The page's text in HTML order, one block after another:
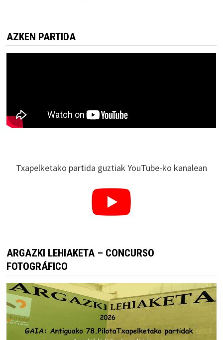
AZKEN PARTIDA
Txapelketako partida guztiak YouTube-ko kanalean
ARGAZKI LEHIAKETA – CONCURSO
FOTOGRÁFICO